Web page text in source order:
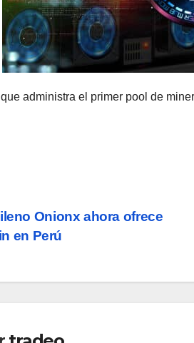
administra el primer pool de
Onionx ahora ofrece
en Perú